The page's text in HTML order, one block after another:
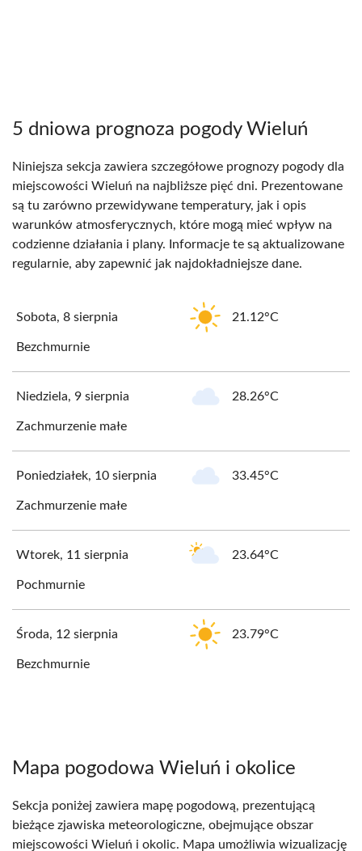
5 dniowa prognoza pogody Wieluń
Niniejsza sekcja zawiera szczegółowe prognozy pogody dla
miejscowości Wieluń na najbliższe pięć dni. Prezentowane
są tu zarówno przewidywane temperatury, jak i opis
warunków atmosferycznych, które mogą mieć wpływ na
codzienne działania i plany. Informacje te są aktualizowane
regularnie, aby zapewnić jak najdokładniejsze dane.
Sobota, 8 sierpnia 21.12°C
Bezchmurnie
Niedziela, 9 sierpnia 28.26°C
Zachmurzenie małe
Poniedziałek, 10 sierpnia 33.45°C
Zachmurzenie małe
Wtorek, 11 sierpnia 23.64°C
Pochmurnie
Środa, 12 sierpnia 23.79°C
Bezchmurnie
Mapa pogodowa Wieluń i okolice
Sekcja poniżej zawiera mapę pogodową, prezentującą
bieżące zjawiska meteorologiczne, obejmujące obszar
miejscowości Wieluń i okolic. Mapa umożliwia wizualizację